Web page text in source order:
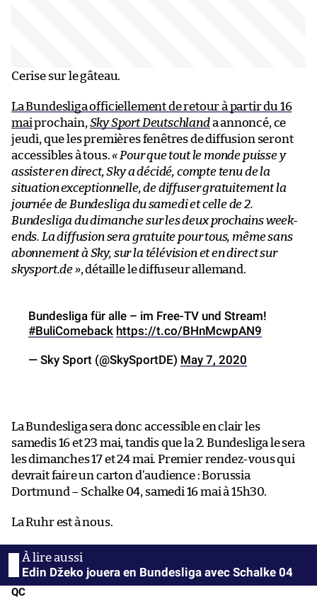
Cerise sur le gâteau.
La Bundesliga officiellement de retour à partir du 16
maiprochain, Sky Sport Deutschlanda annoncé, ce
jeudi, que les premières fenêtres de diffusion seront
accessibles à tous.« Pour que tout le monde puisse y
assister en direct, Sky a décidé, compte tenu de la
situation exceptionnelle, de diffuser gratuitement la
journée de Bundesliga du samedi et celle de 2.
Bundesliga du dimanche sur les deux prochains week-
ends. La diffusion sera gratuite pour tous, même sans
abonnement à Sky, sur la télévision et en direct sur
skysport.de », détaille le diffuseur allemand.
Bundesliga für alle – im Free-TV und Stream!
#BuliComeback https://t.co/BHnMcwpAN9
— Sky Sport (@SkySportDE) May 7, 2020
La Bundesliga sera donc accessible en clair les
samedis 16 et 23 mai, tandis que la 2. Bundesliga le sera
les dimanches 17 et 24 mai. Premier rendez-vous qui
devrait faire un carton d’audience : Borussia
Dortmund – Schalke 04, samedi 16 mai à 15h30.
La Ruhr est à nous.
Edin Džeko jouera en Bundesliga avec Schalke 04
QC